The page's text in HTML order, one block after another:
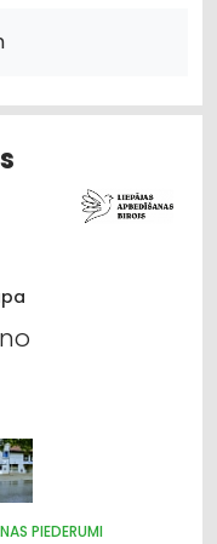
PIEDERUMI